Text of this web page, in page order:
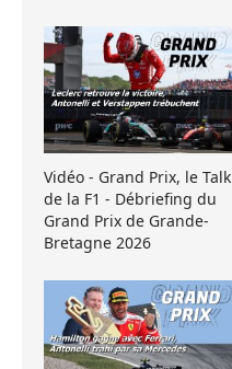
Vidéo - Grand Prix, le Talk
de la F1 - Débriefing du
Grand Prix de Grande-
Bretagne 2026